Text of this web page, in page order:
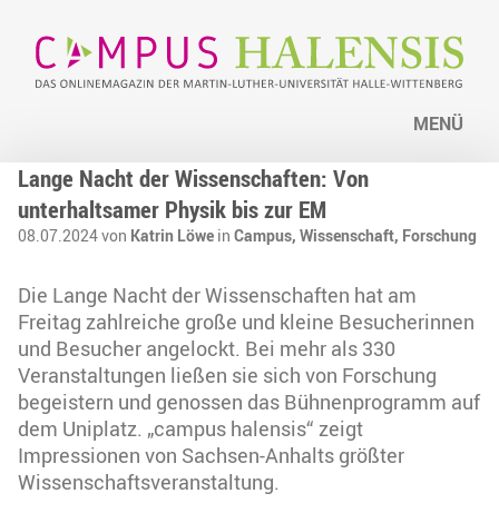
MENÜ
Lange Nacht der Wissenschaften: Von
unterhaltsamer Physik bis zur EM
08.07.2024 von Katrin Löwe in Campus, Wissenschaft, Forschung
Die Lange Nacht der Wissenschaften hat am
Freitag zahlreiche große und kleine Besucherinnen
und Besucher angelockt. Bei mehr als 330
Veranstaltungen ließen sie sich von Forschung
begeistern und genossen das Bühnenprogramm auf
dem Uniplatz. „campus halensis“ zeigt
Impressionen von Sachsen-Anhalts größter
Wissenschaftsveranstaltung.